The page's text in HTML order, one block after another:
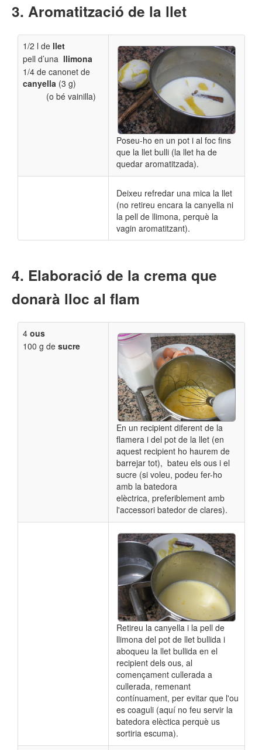
Aromatització de la llet
1/2 l de llet
pell d’una llimona
1/4 de canonet de
canyella (3 g)
(o bé vainilla)
Poseu-ho en un pot i al foc fins
que la llet bulli (la llet ha de
quedar aromatitzada).
Deixeu refredar una mica la llet
(no retireu encara la canyella ni
la pell de llimona, perquè la
vagin aromatitzant).
Elaboració de la crema que
donarà lloc al flam
4 ous
100 g de sucre
En un recipient diferent de la
flamera i del pot de la llet (en
aquest recipient ho haurem de
barrejar tot), bateu els ous i el
sucre (si voleu, podeu fer-ho
amb la batedora
elèctrica, preferiblement amb
l'accessori batedor de clares).
Retireu la canyella i la pell de
llimona del pot de llet bullida i
aboqueu la llet bullida en el
recipient dels ous, al
començament cullerada a
cullerada, remenant
contínuament, per evitar que l'ou
es coaguli (aquí no feu servir la
batedora elèctica perquè us
sortiria escuma).